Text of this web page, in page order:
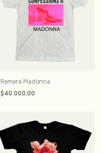
Remera Madonna
$40.000,00